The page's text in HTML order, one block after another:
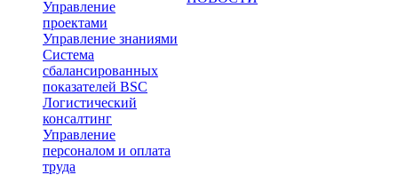
Управление
проектами
Управление знаниями
Система
сбалансированных
показателей BSC
Логистический
консалтинг
Управление
персоналом и оплата
труда